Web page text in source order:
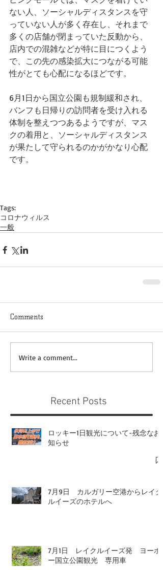
ない人、ソーシャルディスタンスを守
っていない人が多く存在し、それまで
多くの店舗が閉まっていた反動から、
店内での混雑などが特に目につくよう
で、この先の感染拡大につながる可能
性がとても心配になるほどです。
6月1日から国立公園も規制緩和され、
バンフも日帰りの訪問者を受け入れる
体制を整えつつあるようですが、マス
クの着用と、ソーシャルディスタンス
が果たして守られるのかがかなり心配
です。
Tags:
コロナウィルス
一般
Comments
Write a comment...
Recent Posts
ロッキー1日観光について-残念なお
知らせ
7月9日 カルガリー空港からレイク
ルイーズのホテルへ
7月1日 レイクルイーズ発 ヨーホ
ー国立公園観光 専用車